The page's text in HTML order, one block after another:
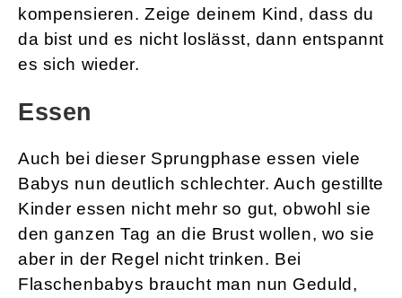
kompensieren. Zeige deinem Kind, dass du
da bist und es nicht loslässt, dann entspannt
es sich wieder.
Essen
Auch bei dieser Sprungphase essen viele
Babys nun deutlich schlechter. Auch gestillte
Kinder essen nicht mehr so gut, obwohl sie
den ganzen Tag an die Brust wollen, wo sie
aber in der Regel nicht trinken. Bei
Flaschenbabys braucht man nun Geduld,